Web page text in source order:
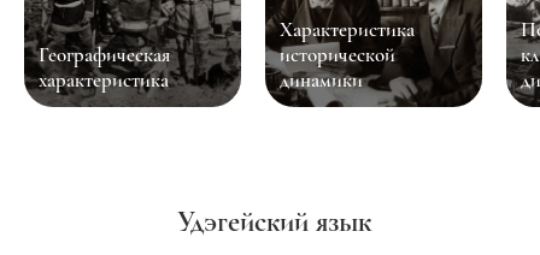
Характеристика
исторической
динамики
Положение в
классификации и
диалекты
Удэгейский язык